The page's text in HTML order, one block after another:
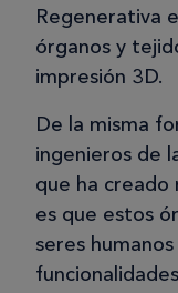
Regenerativa
órganos y
impresión 3D.
De la misma
ingenieros de
que ha creado
es que estos
seres